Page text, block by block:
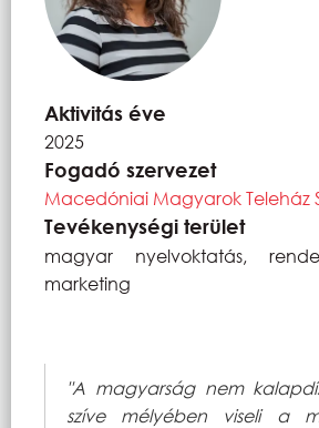
Aktivitás éve
2025
Fogadó szervezet
Macedóniai Magyarok Teleház
Tevékenységi terület
magyar nyelvoktatás,
marketing
"A magyarság nem
szíve mélyében viseli a